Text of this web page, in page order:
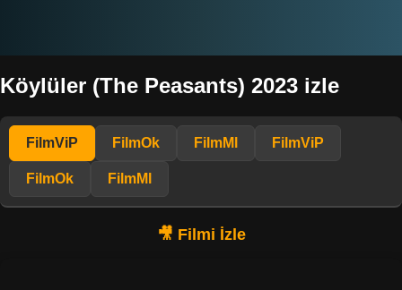
Köylüler (The Peasants) 2023 izle
FilmViP FilmOk FilmMl FilmViP
FilmOk FilmMl